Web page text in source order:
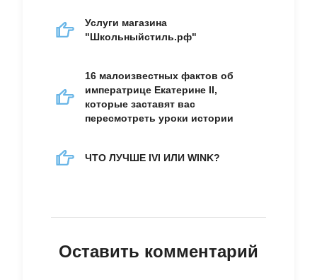
Услуги магазина
"Школьныйстиль.рф"
16 малоизвестных фактов об
императрице Екатерине II,
которые заставят вас
пересмотреть уроки истории
ЧТО ЛУЧШЕ IVI ИЛИ WINK?
Оставить комментарий